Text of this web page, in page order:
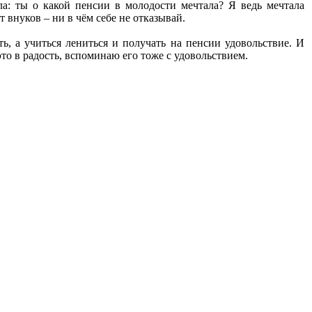
ты о какой пенсии в молодости мечтала? Я ведь мечтала
– ни в чём себе не отказывай.
учиться лениться и получать на пенсии удовольствие. И
в радость, вспоминаю его тоже с удовольствием.